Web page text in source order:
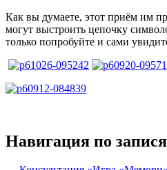
Как вы думаете, этот приём им
могут выстроить цепочку
только попробуйте и сами
Навигация по